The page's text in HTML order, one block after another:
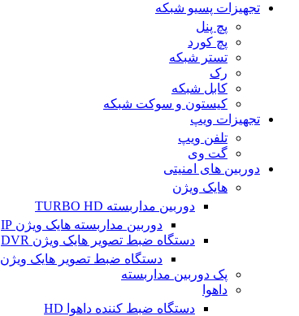
تجهیزات پسیو شبکه
پچ پنل
پچ کورد
تستر شبکه
رک
کابل شبکه
کیستون و سوکت شبکه
تجهیزات ویپ
تلفن ویپ
گت وی
دوربین های امنیتی
هایک ویژن
دوربین مداربسته TURBO HD
دوربین مداربسته هایک ویژن IP
دستگاه ضبط تصویر هایک ویژن DVR
دستگاه ضبط تصویر هایک ویژن NVR
پک دوربین مداربسته
داهوا
دستگاه ضبط کننده داهوا HD